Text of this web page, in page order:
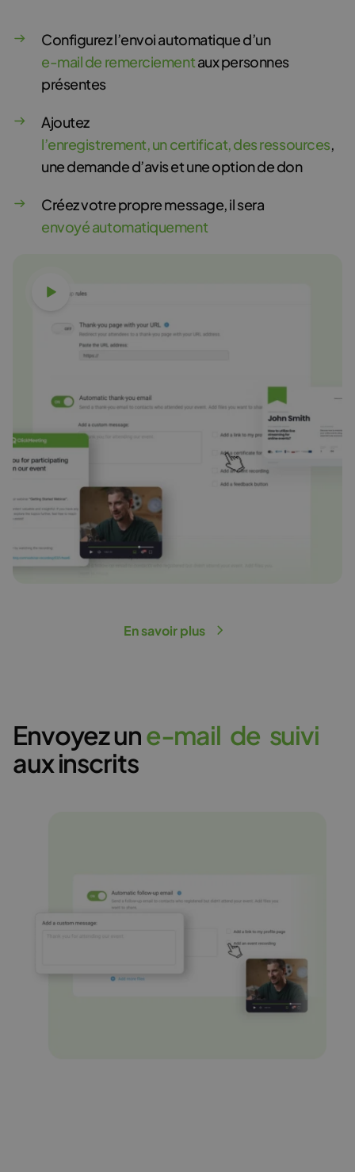
Voir la vidéo
En savoir plus
Configurez l’envoi automatique d’un
e-mail de remerciementaux personnes
présentes
Ajoutez
l’enregistrement, un certificat, des ressources,
une demande d’avis et une option de don
Créez votre propre message, il sera
envoyé automatiquement
Envoyez une-mail de suivi
aux inscrits